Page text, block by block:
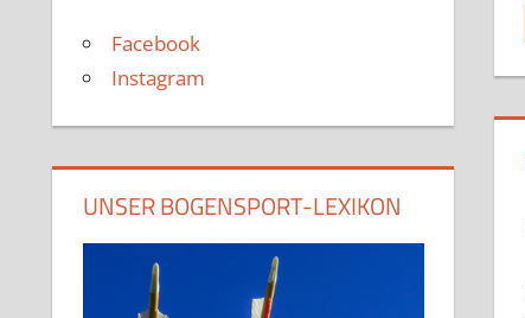
Facebook
Instagram
UNSER BOGENSPORT-LEXIKON